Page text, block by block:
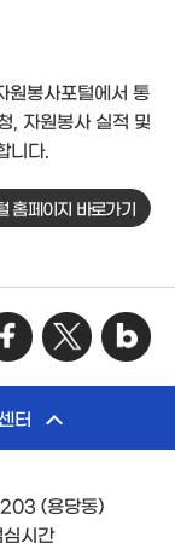
원봉사포털에서 통
, 자원봉사 실적 및
니다.
홈페이지 바로가기
터
(용당동)
시간